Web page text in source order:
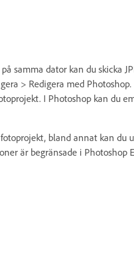
samma dator kan du skicka
> Redigera med
I Photoshop kan du
bland annat kan du
är begränsade i Photoshop